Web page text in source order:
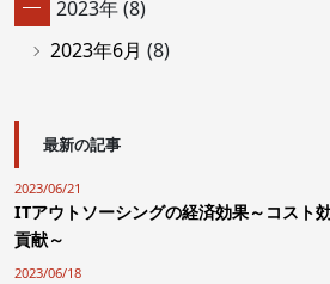
2023年 (8)
2023年6月 (8)
最新の記事
2023/06/21
ITアウトソーシングの経済効果～コスト
貢献～
2023/06/18